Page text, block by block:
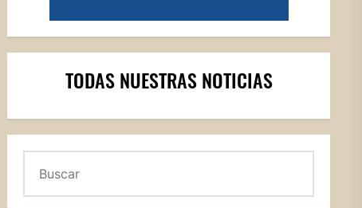
TODAS NUESTRAS NOTICIAS